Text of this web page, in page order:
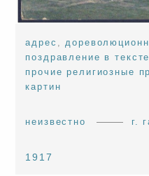
адрес
поздравление в тексте
прочие религиозные
картин
неизвестно г.
1917